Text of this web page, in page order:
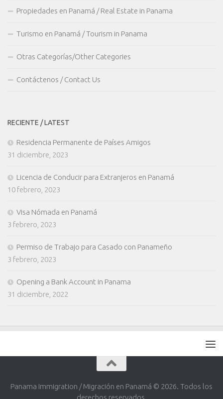
Propiedades en Panamá / Real Estate in Panama
Turismo en Panamá / Tourism in Panama
Otras Categorías/Other Categories
Contáctenos / Contact Us
RECIENTE / LATEST
Residencia Permanente de Países Amigos
31 diciembre, 2023
Licencia de Conducir para Extranjeros en Panamá
10 febrero, 2023
Visa Nómada en Panamá
3 febrero, 2023
Permiso de Trabajo para Casado con Panameño
3 febrero, 2023
Opening a Bank Account in Panama
31 diciembre, 2022
Panama Immigration / Migración en Panamá © 2026. Todos los
derechos reservados.